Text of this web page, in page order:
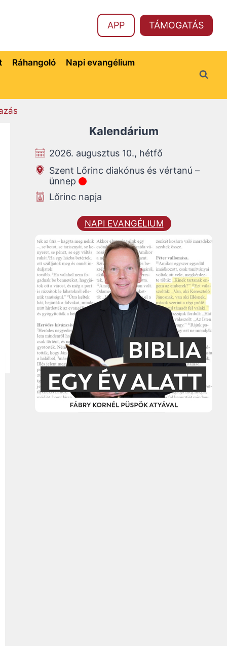
APP TÁMOGATÁS
Ráhangoló Napi evangélium
Kalendárium
2026. augusztus 10., hétfő
Szent Lőrinc diakónus és vértanú –
ünnep
Lőrinc napja
NAPI EVANGÉLIUM